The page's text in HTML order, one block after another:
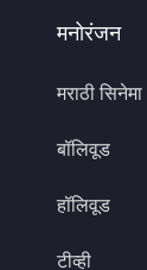
मनोरंजन
मराठी सिनेमा
बॉलिवूड
हॉलिवूड
टीव्ही